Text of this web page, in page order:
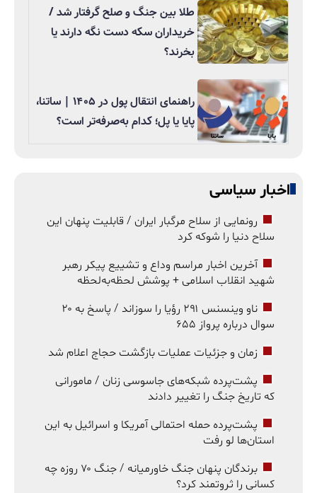
طلا بین جنگ و صلح گرفتار شد /
خریداران سکه دست نگه دارند یا
بخرند؟
راهنمای انتقال پول در ۱۴۰۵ | ساتنا،
پایا یا پل؛ کدام به‌صرفه‌تر است؟
اخبار سیاسی
رونمایی از سلاح مرگبار ایران / قابلیت پنهان این
سلاح دنیا را شوکه کرد
آخرین اخبار مراسم وداع و تشییع پیکر رهبر
شهید انقلاب اسلامی + پوشش لحظه‌به‌لحظه
ناو وینسنس ۲۹۱ رؤیا را سوزاند / پاسخ به ۲۰
سوال درباره پرواز ۶۵۵
زمان و جزئیات عملیات بازگشت حجاج اعلام شد
پشت‌پرده شبکه‌های جاسوسی زنان / مامورانی
که تاریخ جنگ را تغییر دادند
پشت‌پرده حمله احتمالی آمریکا و اسرائیل به این
استان‌ها لو رفت
برندگان پنهان جنگ خاورمیانه / جنگ ۷۰ روزه چه
کسانی را ثروتمند کرد؟